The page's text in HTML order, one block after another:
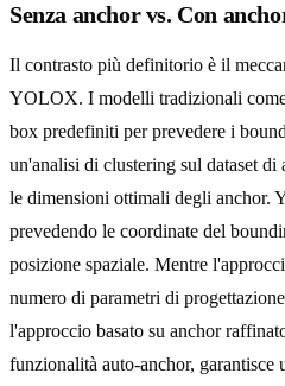
Senza anchor vs. Con
Il contrasto più definitorio è il
YOLOX. I modelli tradizionali
box predefiniti per prevedere i
un'analisi di clustering sul dataset di
le dimensioni ottimali degli anchor.
prevedendo le coordinate del
posizione spaziale. Mentre
numero di parametri di
l'approccio basato su anchor
funzionalità auto-anchor, garantisce